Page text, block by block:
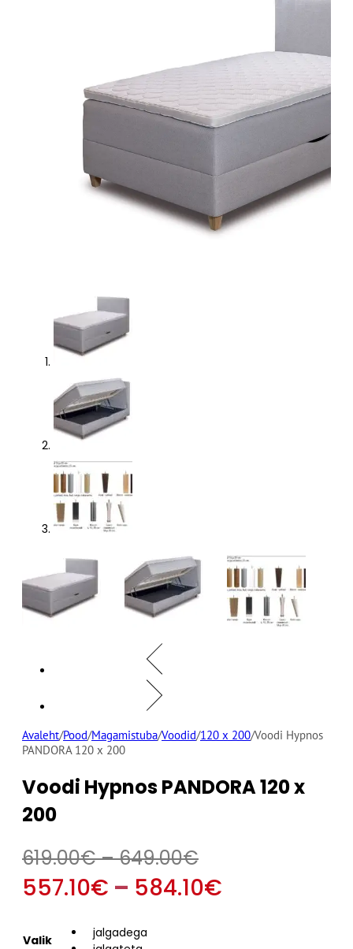
Avaleht/Pood/Magamistuba/Voodid/120 x 200/Voodi Hypnos
PANDORA 120 x 200
Voodi Hypnos PANDORA 120 x
200
619.00€–649.00€Hinnavahemik:
619.00€
557.10€ – 584.10€
Valik
jalgadega